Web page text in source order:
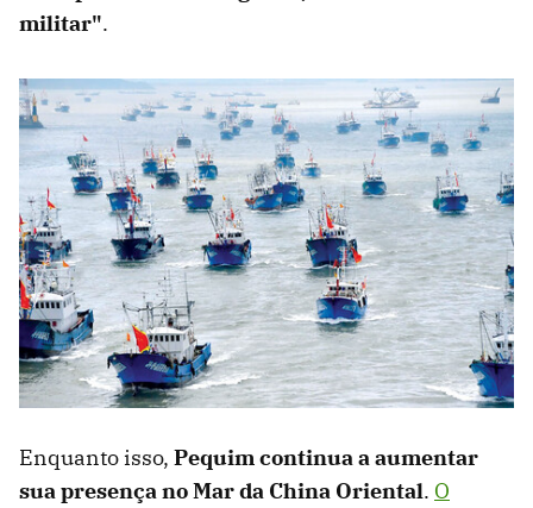
militar".
Enquanto isso, Pequim continua a aumentar
sua presença no Mar da China Oriental. O